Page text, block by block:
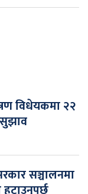
विधेयकमा २२
सञ्चालनमा